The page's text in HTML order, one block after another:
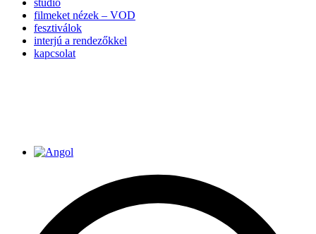
stúdió
filmeket nézek – VOD
fesztiválok
interjú a rendezőkkel
kapcsolat